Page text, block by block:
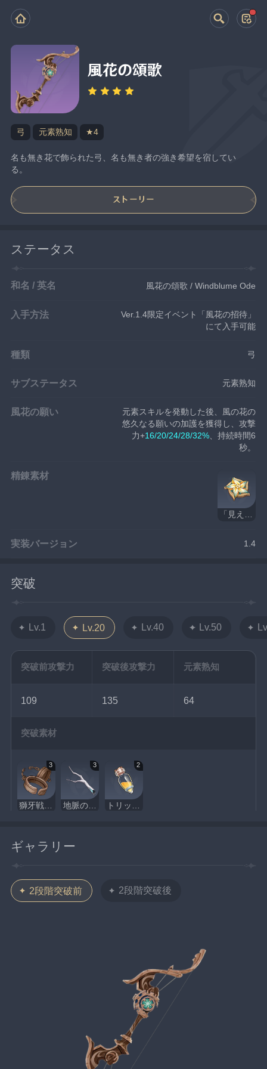
風花の頌歌
弓 元素熟知 ★4
名も無き花で飾られた弓、名も無き者の強き希望を宿してい
る。
ストーリー
ステータス
和名 / 英名 風花の頌歌 / Windblume Ode
入手方法
Ver.1.4限定イベント「風花の招待」
にて入手可能
種類 弓
サブステータス 元素熟知
風花の願い
元素スキルを発動した後、風の花の
悠久なる願いの加護を獲得し、攻撃
力+16/20/24/28/32% 、持続時間6
秒。
精錬素材
「見える風」
実装バージョン 1.4
突破
Lv.1 Lv.20 Lv.40 Lv.50
突破前攻撃力 突破後攻撃力 元素熟知
109 135 64
突破素材
3
獅牙戦士の枷
3
地脈の旧枝
2
トリックフラワーの蜜
ギャラリー
2段階突破前 2段階突破後